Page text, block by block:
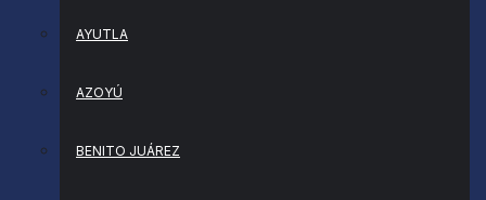
AYUTLA
AZOYÚ
BENITO JUÁREZ